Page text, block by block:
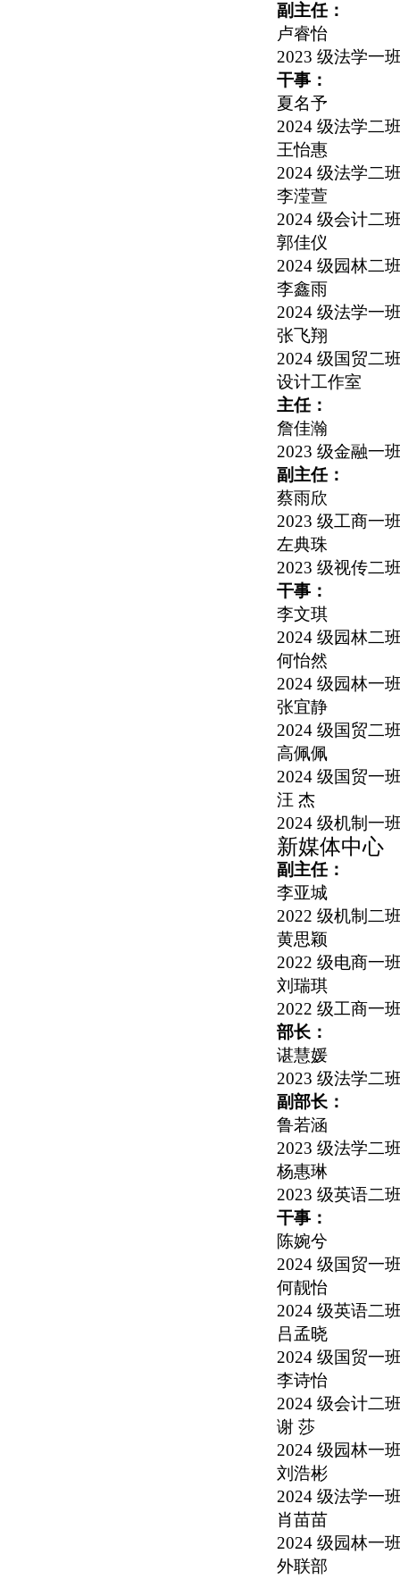
副主任：
卢睿怡
2023 级法学一
干事：
夏名予
2024 级法学二
王怡惠
2024 级法学二
李滢萱
2024 级会计二
郭佳仪
2024 级园林二
李鑫雨
2024 级法学一
张飞翔
2024 级国贸二
设计工作室
主任：
詹佳瀚
2023 级金融一
副主任：
蔡雨欣
2023 级工商一
左典珠
2023 级视传二
干事：
李文琪
2024 级园林二
何怡然
2024 级园林一
张宜静
2024 级国贸二
高佩佩
2024 级国贸一
汪 杰
2024 级机制一
新媒体中心
副主任：
李亚城
2022 级机制二
黄思颖
2022 级电商一
刘瑞琪
2022 级工商一
部长：
谌慧媛
2023 级法学二
副部长：
鲁若涵
2023 级法学二
杨惠琳
2023 级英语二
干事：
陈婉兮
2024 级国贸一
何靓怡
2024 级英语二
吕孟晓
2024 级国贸一
李诗怡
2024 级会计二
谢 莎
2024 级园林一
刘浩彬
2024 级法学一
肖苗苗
2024 级园林一
外联部